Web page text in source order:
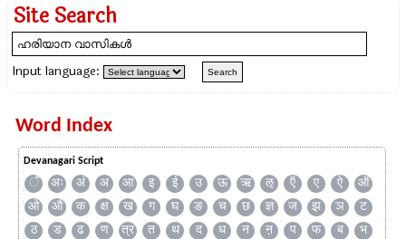
Site Search
Input language:
Word Index
Devanagari Script
ँ अः अं अ आ इ ई उ ऊ ऋ ऌ ऍ ए ऐ
ऑ
ओ
औ क क्ष ख ग घ ङ च छ ज्ञ ज झ ञ
ट
ठ
ड ढ ण त्र त थ द ध न ऩ प फ ब
भ